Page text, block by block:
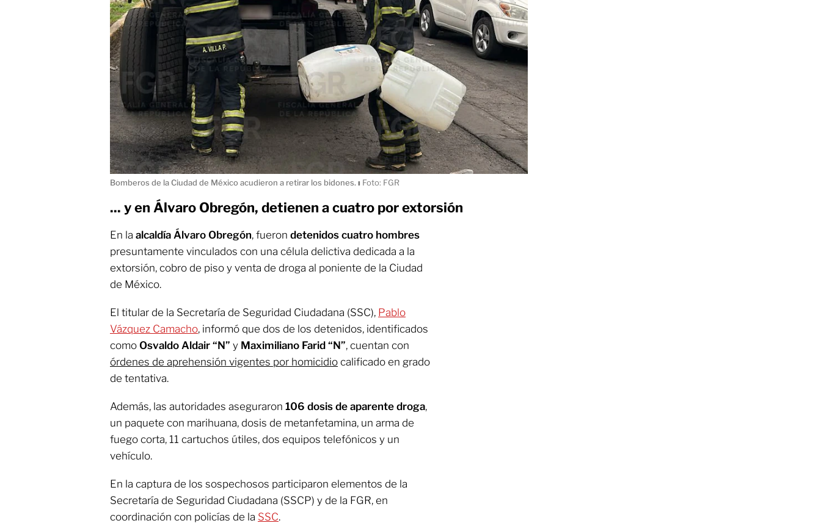
Bomberos de la Ciudad de México acudieron a retirar los bidones. ı Foto: FGR
... y en Álvaro Obregón, detienen a cuatro por extorsión
En la alcaldía Álvaro Obregón, fueron detenidos cuatro hombres
presuntamente vinculados con una célula delictiva dedicada a la
extorsión, cobro de piso y venta de droga al poniente de la Ciudad
de México.
El titular de la Secretaría de Seguridad Ciudadana (SSC), Pablo
Vázquez Camacho, informó que dos de los detenidos, identificados
como Osvaldo Aldair “N” y Maximiliano Farid “N”, cuentan con
órdenes de aprehensión vigentes por homicidio calificado en grado
de tentativa.
Además, las autoridades aseguraron 106 dosis de aparente droga,
un paquete con marihuana, dosis de metanfetamina, un arma de
fuego corta, 11 cartuchos útiles, dos equipos telefónicos y un
vehículo.
En la captura de los sospechosos participaron elementos de la
Secretaría de Seguridad Ciudadana (SSCP) y de la FGR, en
coordinación con policías de la SSC.